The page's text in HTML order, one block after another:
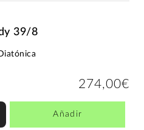
39/8
274,00€
Añadir